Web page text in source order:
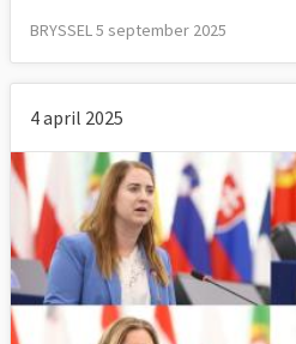
BRYSSEL 5 september 2025
4 april 2025